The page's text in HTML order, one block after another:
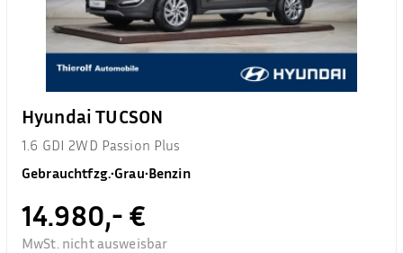
Hyundai TUCSON
1.6 GDI 2WD Passion Plus
Gebrauchtfzg.•Grau•Benzin
14.980,- €
MwSt. nicht ausweisbar